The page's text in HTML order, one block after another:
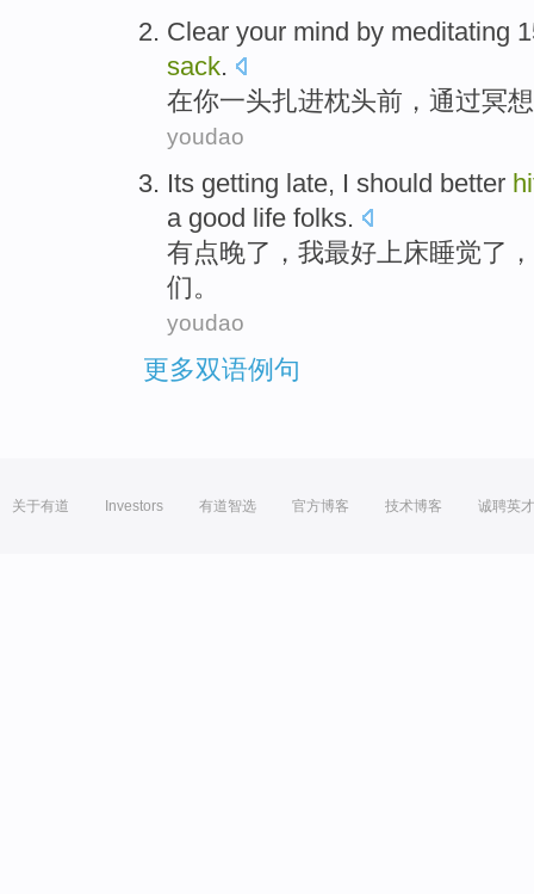
Clear your mind by meditating
sack.
在你一头扎进枕头前 ， 通过冥想
youdao
Its getting late, I should better
a good life folks.
有点晚了 ， 我最好 上床睡觉了 ，
们。
youdao
更多双语例句
关于有道 Investors 有道智选 官方博客 技术博客 诚聘英才